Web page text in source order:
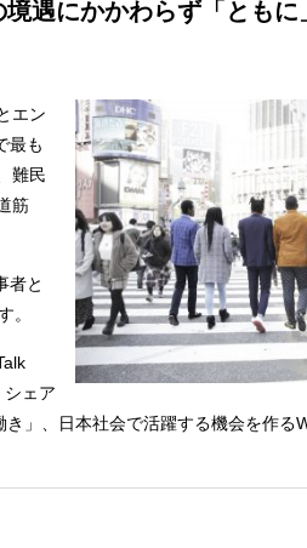
遇にかかわらず「とも
エン
最も
難民
筋
者と
。
ェア
」、日本社会で活躍する機会を作る